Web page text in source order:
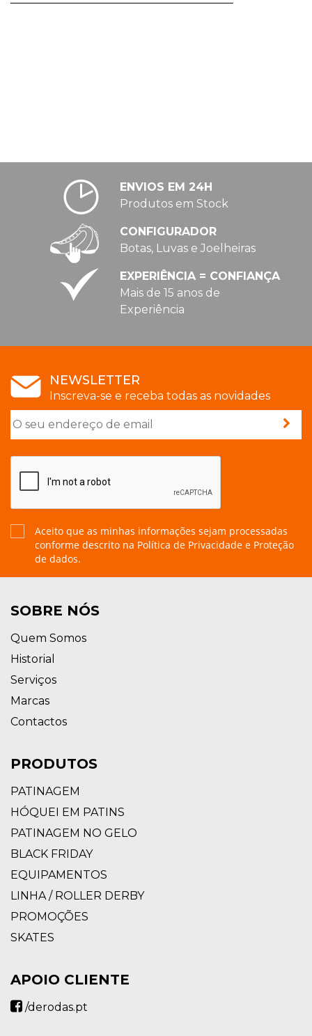
ENVIOS EM 24H
Produtos em Stock
CONFIGURADOR
Botas, Luvas e Joelheiras
EXPERIÊNCIA = CONFIANÇA
Mais de 15 anos de
Experiência
NEWSLETTER
Inscreva-se e receba todas as novidades
Aceito que as minhas informações sejam processadas
conforme descrito na Política de Privacidade e Proteção
de dados.
SOBRE NÓS
Quem Somos
Historial
Serviços
Marcas
Contactos
PRODUTOS
PATINAGEM
HÓQUEI EM PATINS
PATINAGEM NO GELO
BLACK FRIDAY
EQUIPAMENTOS
LINHA / ROLLER DERBY
PROMOÇÕES
SKATES
APOIO CLIENTE
/derodas.pt